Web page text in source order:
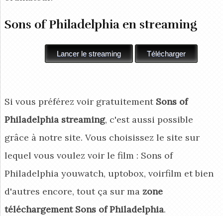
Sons of Philadelphia en streaming
Si vous préférez voir gratuitement Sons of
Philadelphia streaming, c'est aussi possible
grâce à notre site. Vous choisissez le site sur
lequel vous voulez voir le film : Sons of
Philadelphia youwatch, uptobox, voirfilm et bien
d'autres encore, tout ça sur ma zone
téléchargement Sons of Philadelphia.